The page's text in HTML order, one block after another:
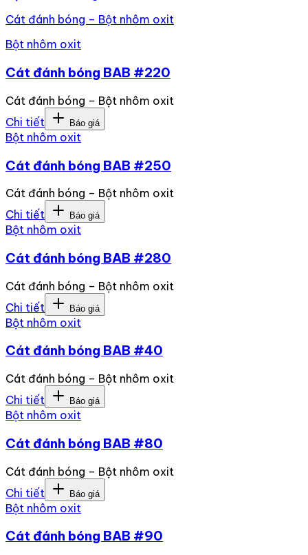
Cát đánh bóng – Bột nhôm oxit
Bột nhôm oxit
Cát đánh bóng BAB #220
Cát đánh bóng – Bột nhôm oxit
Chi tiết
Báo giá
Bột nhôm oxit
Cát đánh bóng BAB #250
Cát đánh bóng – Bột nhôm oxit
Chi tiết
Báo giá
Bột nhôm oxit
Cát đánh bóng BAB #280
Cát đánh bóng – Bột nhôm oxit
Chi tiết
Báo giá
Bột nhôm oxit
Cát đánh bóng BAB #40
Cát đánh bóng – Bột nhôm oxit
Chi tiết
Báo giá
Bột nhôm oxit
Cát đánh bóng BAB #80
Cát đánh bóng – Bột nhôm oxit
Chi tiết
Báo giá
Bột nhôm oxit
Cát đánh bóng BAB #90